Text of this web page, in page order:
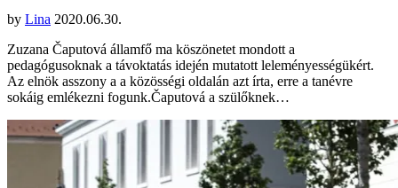
by Lina 2020.06.30.
Zuzana Čaputová államfő ma köszönetet mondott a
pedagógusoknak a távoktatás idején mutatott leleményességükért.
Az elnök asszony a a közösségi oldalán azt írta, erre a tanévre
sokáig emlékezni fogunk.Čaputová a szülőknek…